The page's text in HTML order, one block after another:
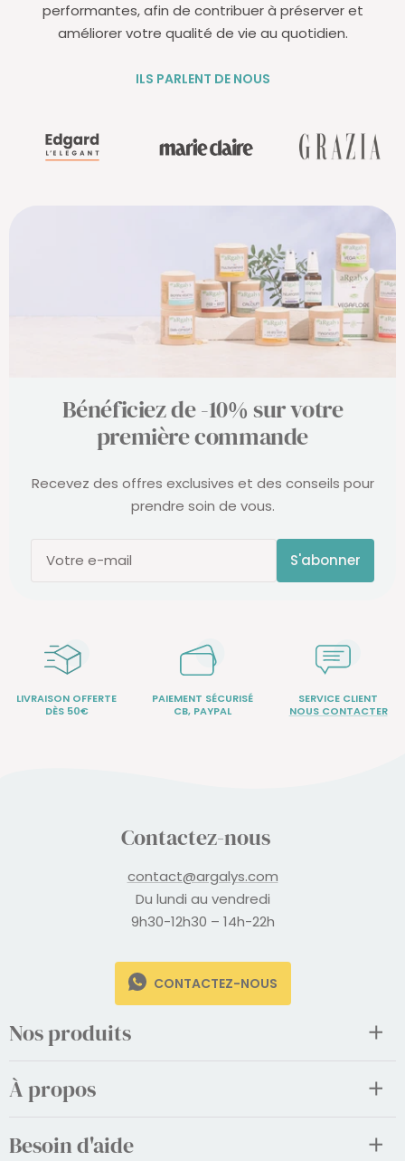
performantes, afin de contribuer à préserver et
améliorer votre qualité de vie au quotidien.
ILS PARLENT DE NOUS
Bénéficiez de -10% sur votre
première commande
Recevez des offres exclusives et des conseils pour
prendre soin de vous.
Votre e-mail S'abonner
LIVRAISON OFFERTE
DÈS 50€
PAIEMENT SÉCURISÉ
CB, PAYPAL
SERVICE CLIENT
NOUS CONTACTER
Contactez-nous
contact@argalys.com
Du lundi au vendredi
9h30-12h30 – 14h-22h
CONTACTEZ-NOUS
Nos produits
À propos
Besoin d'aide